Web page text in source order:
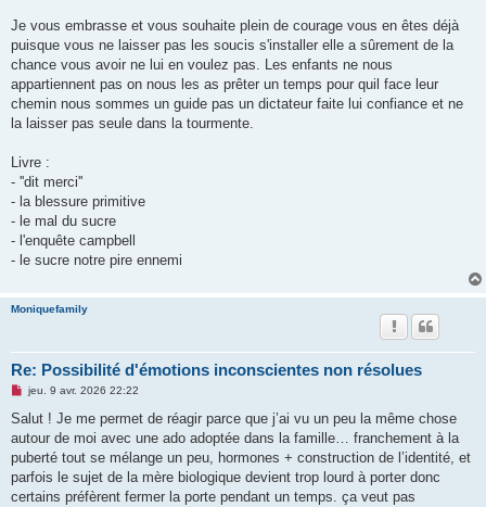
Je vous embrasse et vous souhaite plein de courage vous en êtes déjà
puisque vous ne laisser pas les soucis s'installer elle a sûrement de la
chance vous avoir ne lui en voulez pas. Les enfants ne nous
appartiennent pas on nous les as prêter un temps pour quil face leur
chemin nous sommes un guide pas un dictateur faite lui confiance et ne
la laisser pas seule dans la tourmente.
Livre :
- ''dit merci''
- la blessure primitive
- le mal du sucre
- l'enquête campbell
- le sucre notre pire ennemi
Moniquefamily
Re: Possibilité d'émotions inconscientes non résolues
M
s
a
g
n
o
jeu. 9 avr. 2026 22:22
Salut ! Je me permet de réagir parce que j’ai vu un peu la même chose
autour de moi avec une ado adoptée dans la famille… franchement à la
puberté tout se mélange un peu, hormones + construction de l’identité, et
parfois le sujet de la mère biologique devient trop lourd à porter donc
certains préfèrent fermer la porte pendant un temps. ça veut pas